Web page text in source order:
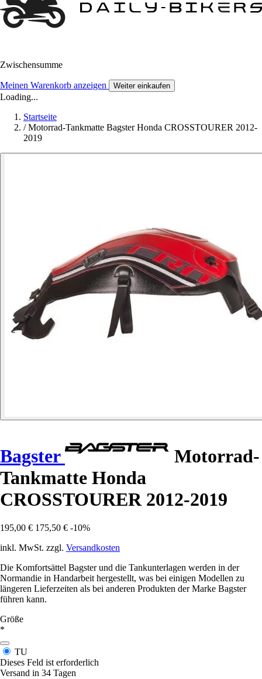
Zwischensumme
Meinen Warenkorb anzeigen Weiter einkaufen
Loading...
Startseite
/ Motorrad-Tankmatte Bagster Honda CROSSTOURER 2012-
2019
Bagster
Motorrad-
Tankmatte Honda
CROSSTOURER 2012-2019
195,00 € 175,50 € -10%
inkl. MwSt. zzgl. Versandkosten
Die Komfortsättel Bagster und die Tankunterlagen werden in der
Normandie in Handarbeit hergestellt, was bei einigen Modellen zu
längeren Lieferzeiten als bei anderen Produkten der Marke Bagster
führen kann.
Größe
*
TU
Dieses Feld ist erforderlich
Versand in 34 Tagen